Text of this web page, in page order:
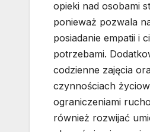
opieki nad osobami
ponieważ pozwala
posiadanie empatii i
potrzebami.
codzienne zajęcia
czynnościach
ograniczeniami
również rozwijać